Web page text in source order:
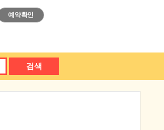
예약확인
검색